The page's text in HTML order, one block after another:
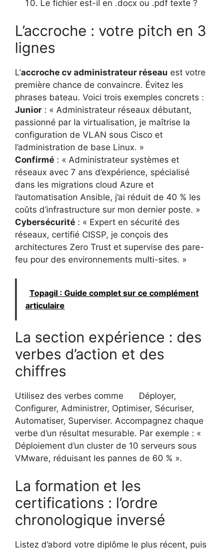
Le fichier est-il en .docx ou .pdf texte ?
L’accroche : votre pitch en 3
lignes
L’accroche cv administrateur réseau est votre
première chance de convaincre. Évitez les
phrases bateau. Voici trois exemples concrets :
Junior : « Administrateur réseaux débutant,
passionné par la virtualisation, je maîtrise la
configuration de VLAN sous Cisco et
l’administration de base Linux. »
Confirmé : « Administrateur systèmes et
réseaux avec 7 ans d’expérience, spécialisé
dans les migrations cloud Azure et
l’automatisation Ansible, j’ai réduit de 40 % les
coûts d’infrastructure sur mon dernier poste. »
Cybersécurité : « Expert en sécurité des
réseaux, certifié CISSP, je conçois des
architectures Zero Trust et supervise des pare-
feu pour des environnements multi-sites. »
Topagil : Guide complet sur ce complément
articulaire
La section expérience : des
verbes d’action et des
chiffres
Utilisez des verbes comme
Déployer,
Configurer, Administrer, Optimiser, Sécuriser,
Automatiser, Superviser. Accompagnez chaque
verbe d’un résultat mesurable. Par exemple : «
Déploiement d’un cluster de 10 serveurs sous
VMware, réduisant les pannes de 60 % ».
La formation et les
certifications : l’ordre
chronologique inversé
Listez d’abord votre diplôme le plus récent, puis